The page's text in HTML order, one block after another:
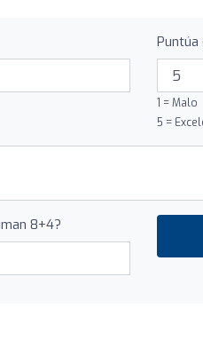
Puntúa
1 = Malo
5 =
8+4?